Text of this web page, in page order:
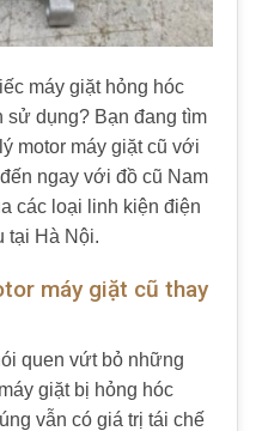
máy giặt hỏng hóc
sử dụng? Bạn đang tìm
motor máy giặt cũ với
ngay với đồ cũ Nam
các loại linh kiện điện
tại Hà Nội.
máy giặt cũ thay
quen vứt bỏ những
giặt bị hỏng hóc
vẫn có giá trị tái chế